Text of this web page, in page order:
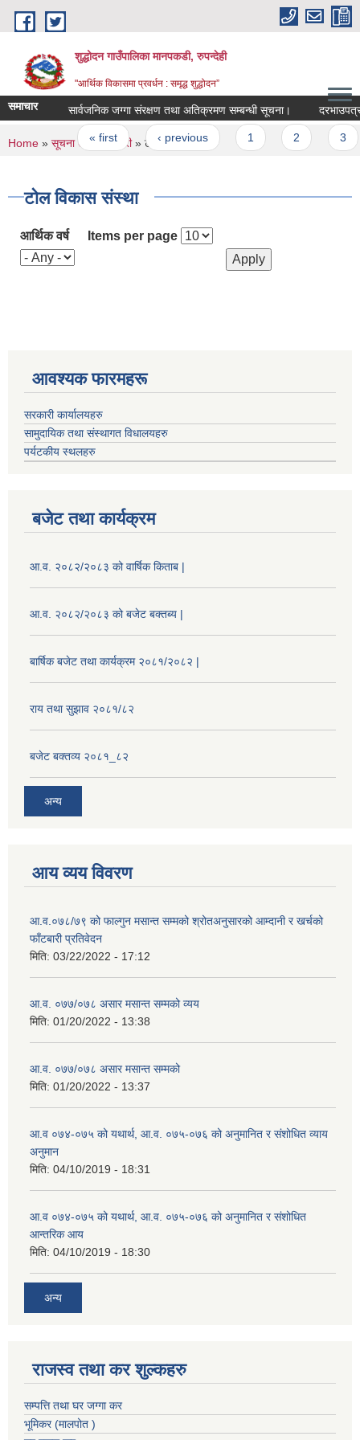
Skip to main content
शुद्धोदन गाउँपालिका मानपकडी, रुपन्देही
"आर्थिक विकासमा प्रवर्धन : समृद्ध शुद्धोदन”
समाचार सार्वजनिक जग्गा संरक्षण तथा अतिक्रमण सम्बन्धी सूचना। दरभाउपत्र
Pages
« first ‹ previous
You are here
Home » सूचना तथा जानकारी» टोल विकास संस्था
टोल विकास संस्था
आर्थिक वर्ष Items per page
आवश्यक फारमहरू
सरकारी कार्यालयहरु
सामुदायिक तथा संस्थागत विधालयहरु
पर्यटकीय स्थलहरु
बजेट तथा कार्यक्रम
आ.व. २०८२/२०८३ को वार्षिक किताब |
आ.व. २०८२/२०८३ को बजेट बक्तब्य |
बार्षिक बजेट तथा कार्यक्रम २०८१/२०८२ |
राय तथा सुझाव २०८१/८२
बजेट बक्तव्य २०८१_८२
अन्य
आय व्यय विवरण
आ.व.०७८/७९ को फाल्गुन मसान्त सम्मको श्रोतअनुसारको आम्दानी र खर्चको
फाँटबारी प्रतिवेदन
मिति: 03/22/2022 - 17:12
आ.व. ०७७/०७८ असार मसान्त सम्मको व्यय
मिति: 01/20/2022 - 13:38
आ.व. ०७७/०७८ असार मसान्त सम्मको
मिति: 01/20/2022 - 13:37
आ.व ०७४-०७५ को यथार्थ, आ.व. ०७५-०७६ को अनुमानित र संशोधित व्याय
अनुमान
मिति: 04/10/2019 - 18:31
आ.व ०७४-०७५ को यथार्थ, आ.व. ०७५-०७६ को अनुमानित र संशोधित
आन्तरिक आय
मिति: 04/10/2019 - 18:30
अन्य
राजस्व तथा कर शुल्कहरु
सम्पत्ति तथा घर जग्गा कर
भूमिकर (मालपोत )